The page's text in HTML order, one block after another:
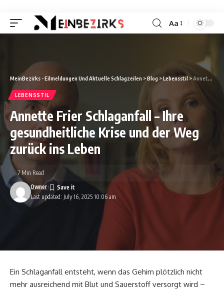
Font
Aa
MeinBezirks - Eilmeldungen Und Aktuelle Schlagzeilen >Blog >Lebensstil >Annette Frier Schlaganfall – Ihre gesundheitliche Krise und der Weg zurück ins Leben
LEBENSSTIL
Annette Frier Schlaganfall – Ihre
gesundheitliche Krise und der Weg
zurück ins Leben
Last updated: July 16, 2025 10:06 am
Owner
7 Min Read
Ein Schlaganfall entsteht, wenn das Gehirn plötzlich nicht
mehr ausreichend mit Blut und Sauerstoff versorgt wird –